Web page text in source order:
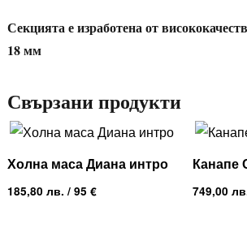
Секцията е изработена от
18 мм
Свързани продукти
Холна маса Диана интро
185,80 лв. / 95 €
Канапе
749,00